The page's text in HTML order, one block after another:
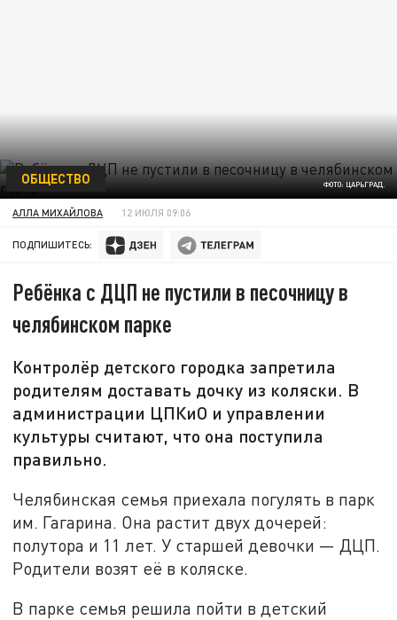
ФОТО: ЦАРЬГРАД.
ОБЩЕСТВО
АЛЛА МИХАЙЛОВА 12 ИЮЛЯ 09:06
ПОДПИШИТЕСЬ:
Ребёнка с ДЦП не пустили в песочницу в
челябинском парке
Контролёр детского городка запретила
родителям доставать дочку из коляски. В
администрации ЦПКиО и управлении
культуры считают, что она поступила
правильно.
Челябинская семья приехала погулять в парк
им. Гагарина. Она растит двух дочерей:
полутора и 11 лет. У старшей девочки — ДЦП.
Родители возят её в коляске.
В парке семья решила пойти в детский